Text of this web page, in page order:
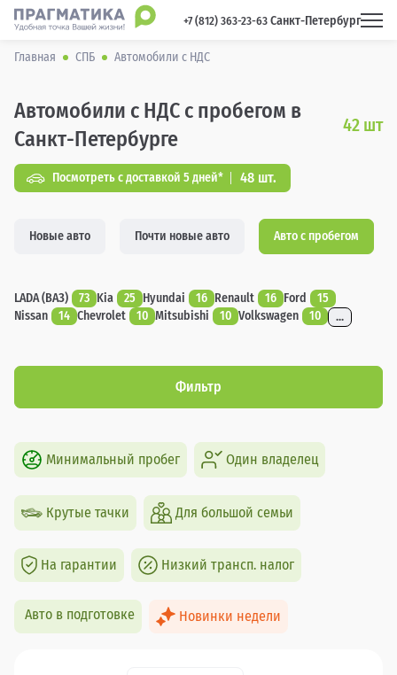
+7 (812) 363-23-63 Санкт-Петербург
Главная СПБ Автомобили с НДС
Автомобили с НДС с пробегом в
Санкт-Петербурге
42 шт
Посмотреть с доставкой 5 дней* 48 шт.
Новые авто Почти новые авто Авто с пробегом
LADA (ВАЗ) 73 Kia 25 Hyundai 16 Renault 16 Ford
15
Nissan
14 Chevrolet 10 Mitsubishi 10 Volkswagen 10 ...
Фильтр
Минимальный пробег Один владелец
Крутые тачки Для большой семьи
На гарантии Низкий трансп. налог
Авто в подготовке Новинки недели